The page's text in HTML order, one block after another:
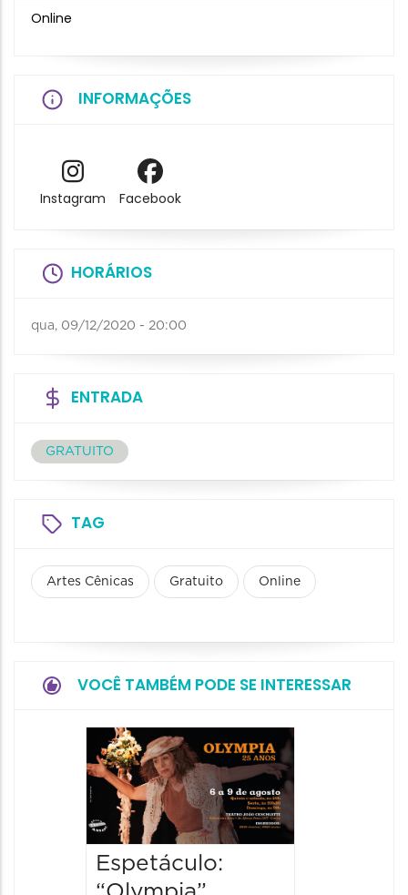
Online
INFORMAÇÕES
Instagram Facebook
HORÁRIOS
qua, 09/12/2020 - 20:00
ENTRADA
GRATUITO
TAG
Artes Cênicas Gratuito Online
VOCÊ TAMBÉM PODE SE INTERESSAR
Espetáculo: